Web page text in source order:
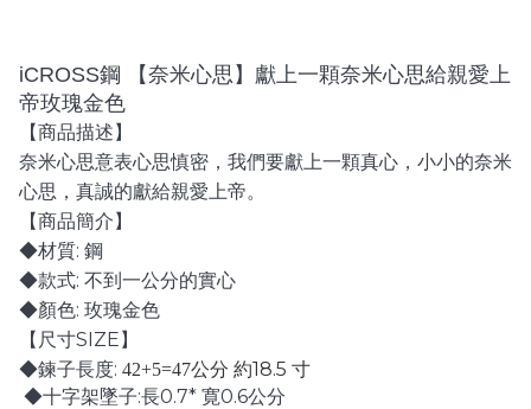
iCROSS鋼 【奈米心思】獻上一顆奈米心思給親愛上
帝玫瑰金色
【商品描述】
奈米心思意表心思慎密，我們要獻上一顆真心，小小的奈米
心思，真誠的獻給親愛上帝。
【商品簡介】
◆材質: 鋼
◆款式: 不到一公分的實心
◆顏色: 玫瑰金色
【尺寸SIZE 】
◆鍊子長度: 42+5=47公分 約18.5 寸
◆十字架墜子:長0.7* 寛0.6公分